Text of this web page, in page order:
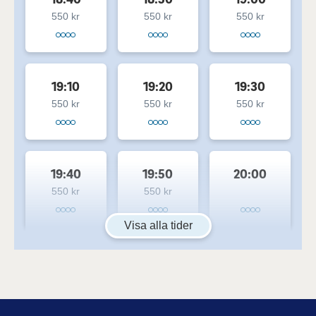
550 kr 550 kr 550 kr
19:10
550 kr
19:20
550 kr
19:30
550 kr
19:40
550 kr
19:50
550 kr
20:00
Visa alla tider